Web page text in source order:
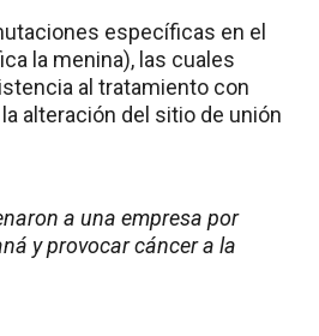
específicas en el
la menina), las cuales
al tratamiento con
alteración del sitio de unión
a una empresa por
y provocar cáncer a la